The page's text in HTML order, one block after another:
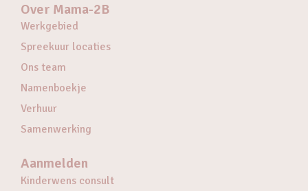
Over Mama-2B
Werkgebied
Spreekuur locaties
Ons team
Namenboekje
Verhuur
Samenwerking
Aanmelden
Kinderwens consult